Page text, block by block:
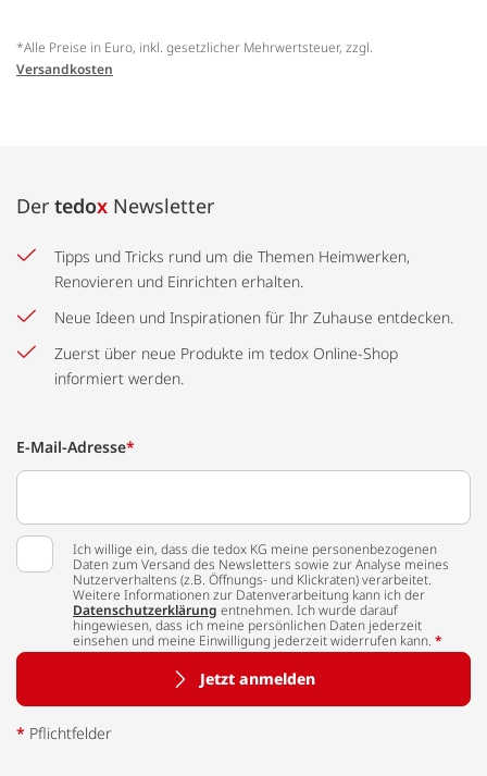
*Alle Preise in Euro, inkl. gesetzlicher Mehrwertsteuer, zzgl.
Versandkosten
Der tedox Newsletter
Tipps und Tricks rund um die Themen Heimwerken,
Renovieren und Einrichten erhalten.
Neue Ideen und Inspirationen für Ihr Zuhause entdecken.
Zuerst über neue Produkte im tedox Online-Shop
informiert werden.
E-Mail-Adresse*
Ich willige ein, dass die tedox KG meine personenbezogenen
Daten zum Versand des Newsletters sowie zur Analyse meines
Nutzerverhaltens (z.B. Öffnungs- und Klickraten) verarbeitet.
Weitere Informationen zur Datenverarbeitung kann ich der
Datenschutzerklärung entnehmen. Ich wurde darauf
hingewiesen, dass ich meine persönlichen Daten jederzeit
einsehen und meine Einwilligung jederzeit widerrufen kann. *
Jetzt anmelden
* Pflichtfelder